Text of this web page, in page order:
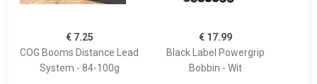
€ 7.25
COG Booms Distance Lead
System - 84-100g
€ 17.99
Black Label Powergrip
Bobbin - Wit